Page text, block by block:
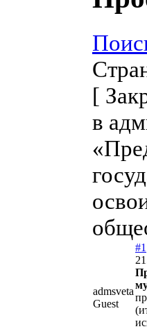
[
в
admsveta
Guest
#1